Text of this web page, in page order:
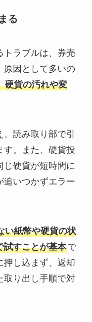
る
トラブルは、券売
原因として多いの
硬貨の汚れや変
読み取り部で引
す。また、硬貨投
じ硬貨が短時間に
追いつかずエラー
い紙幣や硬貨の状
試すことが基本で
押し込まず、返却
取り出し手順で対